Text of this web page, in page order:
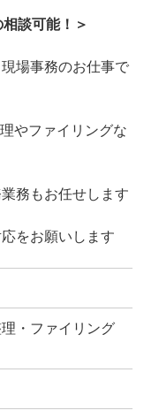
談可能！＞
場事務のお仕事で
やファイリングな
務もお任せします
をお願いします
・ファイリング